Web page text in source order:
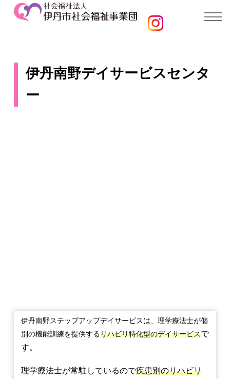
伊丹南野デイサービスセンタ
ー
伊丹南野ステップアップデイサービスは、理学療法士が個
別の機能訓練を提供するリハビリ特化型のデイサービスで
す。
理学療法士が常駐しているので疾患別のリハビリ